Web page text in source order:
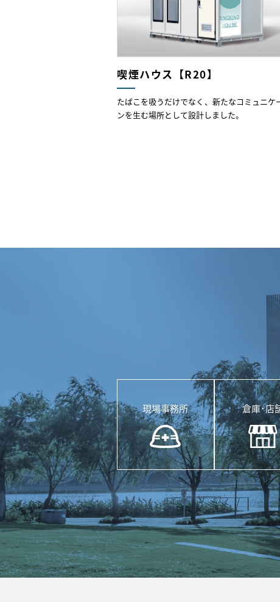
喫煙ハウス【R20】
たばこを吸うだけでなく、新たなコミュニケ
ンを生む場所として設計しました。
現場事務所 倉庫･店